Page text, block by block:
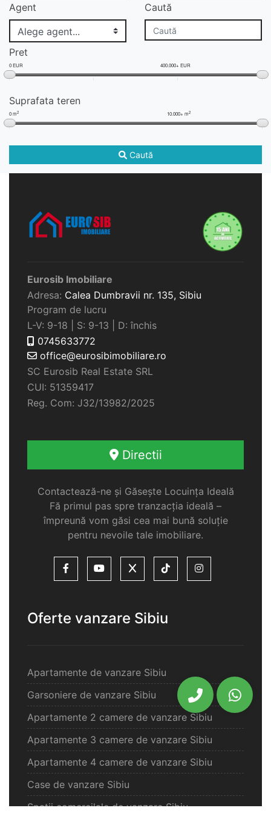
Agent Caută
Pret
0 EUR 400.000+ EUR
Suprafata teren
0 m2 10.000+ m2
Caută
Eurosib Imobiliare
Adresa: Calea Dumbravii nr. 135, Sibiu
Program de lucru
L-V: 9-18 | S: 9-13 | D: închis
0745633772
office@eurosibimobiliare.ro
SC Eurosib Real Estate SRL
CUI: 51359417
Reg. Com: J32/13982/2025
Directii
Contactează-ne și Găsește Locuința Ideală
Fă primul pas spre tranzacția ideală –
împreună vom găsi cea mai bună soluție
pentru nevoile tale imobiliare.
Oferte vanzare Sibiu
Apartamente de vanzare Sibiu
Garsoniere de vanzare Sibiu
Apartamente 2 camere de vanzare Sibiu
Apartamente 3 camere de vanzare Sibiu
Apartamente 4 camere de vanzare Sibiu
Case de vanzare Sibiu
Spatii comercilale de vanzare Sibiu